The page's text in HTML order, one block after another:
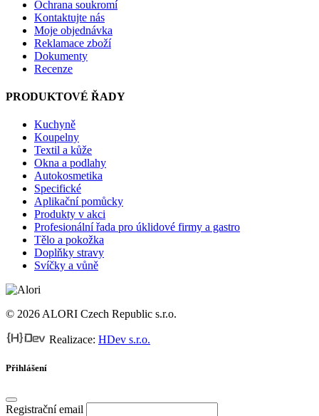
Ochrana soukromí
Kontaktujte nás
Moje objednávka
Reklamace zboží
Dokumenty
Recenze
PRODUKTOVÉ ŘADY
Kuchyně
Koupelny
Textil a kůže
Okna a podlahy
Autokosmetika
Specifické
Aplikační pomůcky
Produkty v akci
Profesionální řada pro úklidové firmy a gastro
Tělo a pokožka
Doplňky stravy
Svíčky a vůně
© 2026 ALORI Czech Republic s.r.o.
Realizace: HDev s.r.o.
Přihlášení
Registrační email